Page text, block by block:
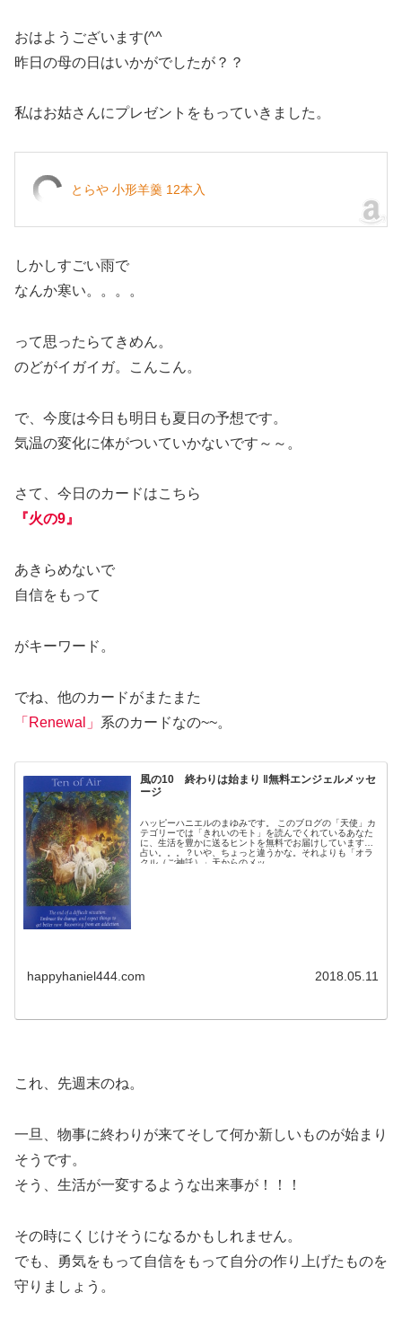
おはようございます(^^
昨日の母の日はいかがでしたが？？
私はお姑さんにプレゼントをもっていきました。
とらや 小形羊羹 12本入
しかしすごい雨で
なんか寒い。。。。
って思ったらてきめん。
のどがイガイガ。こんこん。
で、今度は今日も明日も夏日の予想です。
気温の変化に体がついていかないです～～。
さて、今日のカードはこちら
『火の9』
あきらめないで
自信をもって
がキーワード。
でね、他のカードがまたまた
「Renewal」 系のカードなの~~。
風の10 終わりは始まり ‖無料エンジェルメッセ
ージ
ハッピーハニエルのまゆみです。 このブログの「天使」カ
テゴリーでは「きれいのモト」を読んでくれているあなた
に、生活を豊かに送るヒントを無料でお届けしています。
占い。。。？いや、ちょっと違うかな。それよりも「オラ
クル（ご神託）」天からのメッ...
happyhaniel444.com 2018.05.11
これ、先週末のね。
一旦、物事に終わりが来てそして何か新しいものが始まり
そうです。
そう、生活が一変するような出来事が！！！
その時にくじけそうになるかもしれません。
でも、勇気をもって自信をもって自分の作り上げたものを
守りましょう。